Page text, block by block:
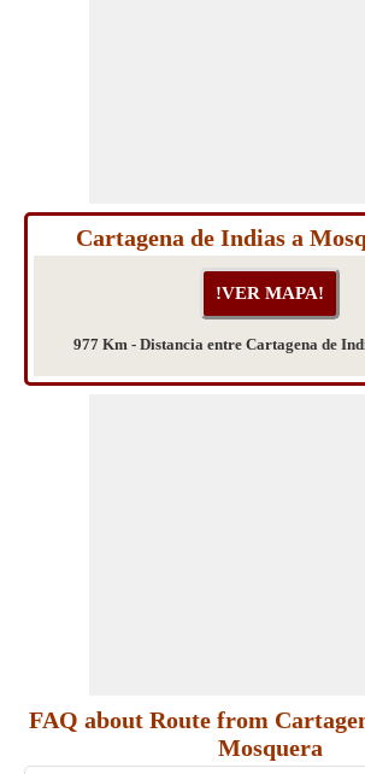
Cartagena de Indias a
977 Km - Distancia entre Cartagena de
FAQ about Route from
Mosquera